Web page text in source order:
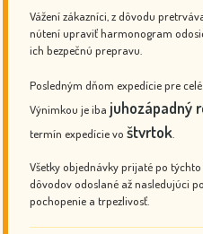
Vážení zákazníci, z dôvodu
nútení upraviť harmonogram
ich bezpečnú prepravu.
Posledným dňom expedície pre
Výnimkou je iba juhozápadný
termín expedície vo štvrtok
Všetky objednávky prijaté po
dôvodov odoslané až nasledujúci
pochopenie a trpezlivosť.